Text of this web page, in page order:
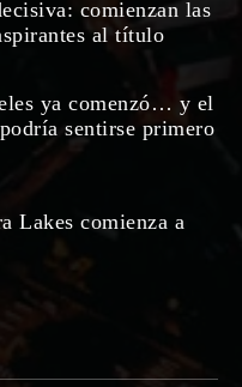
comienzan las
al título
ya comenzó… y el
sentirse primero
Lakes comienza a